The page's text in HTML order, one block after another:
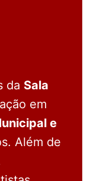
da Sala
em
e
Além de